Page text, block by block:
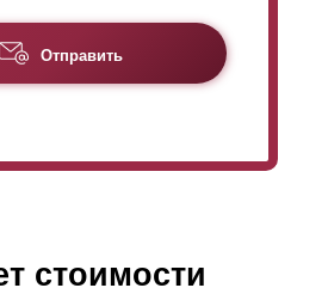
Отправить
стоимости